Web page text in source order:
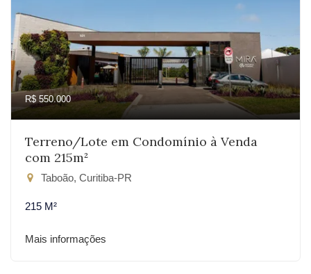
R$ 550.000
Terreno/Lote em Condomínio à Venda
com 215m²
Taboão, Curitiba-PR
215 M²
Mais informações